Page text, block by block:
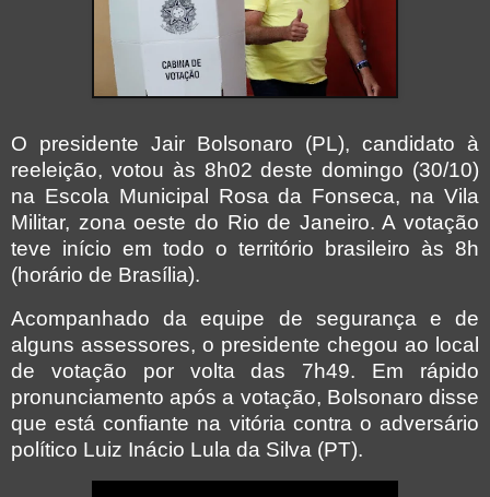
O presidente Jair Bolsonaro (PL), candidato à
reeleição, votou às 8h02 deste domingo (30/10)
na Escola Municipal Rosa da Fonseca, na Vila
Militar, zona oeste do Rio de Janeiro. A votação
teve início em todo o território brasileiro às 8h
(horário de Brasília).
Acompanhado da equipe de segurança e de
alguns assessores, o presidente chegou ao local
de votação por volta das 7h49. Em rápido
pronunciamento após a votação, Bolsonaro disse
que está confiante na vitória contra o adversário
político Luiz Inácio Lula da Silva (PT).